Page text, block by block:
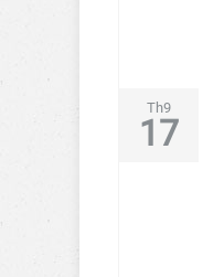
Th9
17